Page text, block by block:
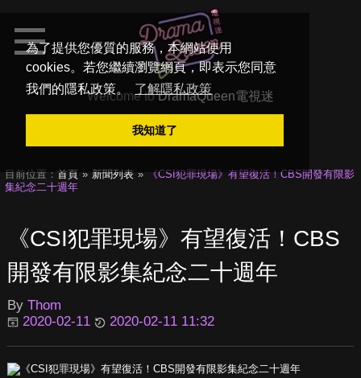
為了提供您優質的服務，本網站使用
cookies。若您繼續瀏覽網頁，即表示您同意
我們的隱私政策。
了解隱私政策
我知道了
Welcome toDramaQueen電視迷
目前位置： 首頁 新聞列表
《CSI犯罪現場》有望復活！CBS開發有限影
集紀念二十週年
《CSI犯罪現場》有望復活！CBS
開發有限影集紀念二十週年
By Thom
2020-02-11
2020-02-11 11:32